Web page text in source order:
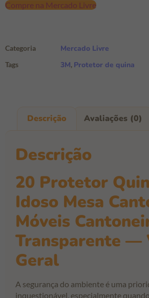
Compre na Mercado Livre
Categoria Mercado Livre
Tags 3M, Protetor de quina
Descrição Avaliações (0)
Descrição
20 Protetor
Idoso Mesa
Móveis
Transparente —
Geral
A segurança do ambiente é uma
inquestionável, especialmente